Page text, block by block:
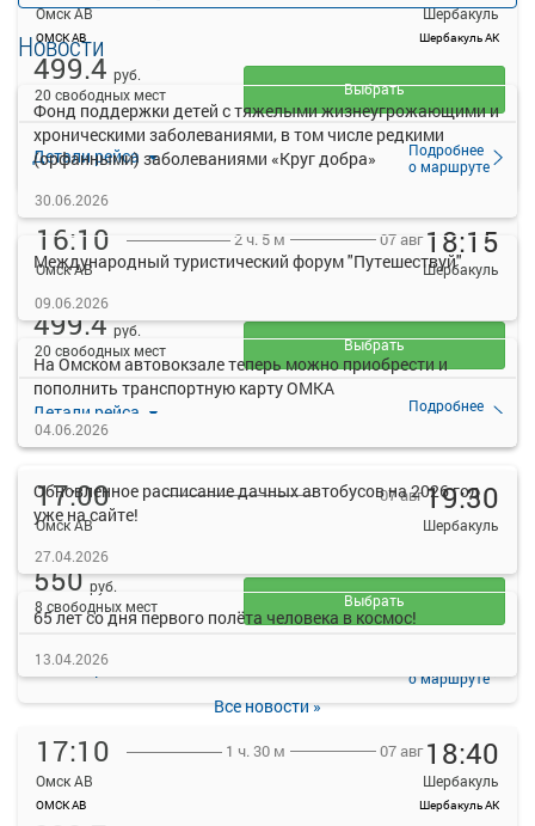
Омск АВ
ОМСК АВ
Шербакуль
Шербакуль АК
Детали рейса
Подробнее
о маршруте
499.4 руб.
20 свободных мест
Выбрать
16:10
Омск АВ
2 ч. 5 м 07 авг 18:15
Шербакуль
Детали рейса
Подробнее
499.4 руб.
20 свободных мест
Выбрать
17:00
Омск АВ
ОМСК АВ
07 авг19:30
Шербакуль
Детали рейса
о маршруте
550 руб.
8 свободных мест
Выбрать
17:10
Омск АВ
ОМСК АВ
1 ч. 30 м 07 авг 18:40
Шербакуль
Шербакуль АК
Новости
Фонд поддержки детей с тяжелыми жизнеугрожающими и
хроническими заболеваниями, в том числе редкими
(орфанными) заболеваниями «Круг добра»
30.06.2026
Международный туристический форум "Путешествуй"
09.06.2026
На Омском автовокзале теперь можно приобрести и
пополнить транспортную карту ОМКА
04.06.2026
Обновленное расписание дачных автобусов на 2026 год
уже на сайте!
27.04.2026
65 лет со дня первого полёта человека в космос!
13.04.2026
Все новости »